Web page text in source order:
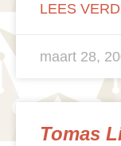
LEES
maart 28,
Tomas